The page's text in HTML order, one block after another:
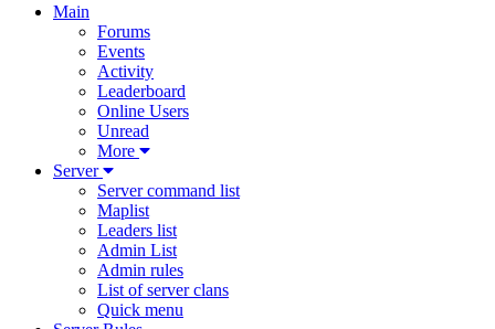
Main
Forums
Events
Activity
Leaderboard
Online Users
Unread
More
Server
Server command list
Maplist
Leaders list
Admin List
Admin rules
List of server clans
Quick menu